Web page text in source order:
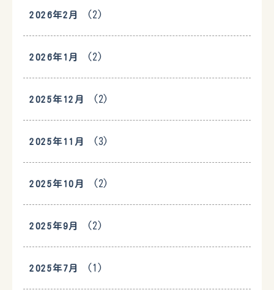
2026年2月 (2)
2026年1月 (2)
2025年12月 (2)
2025年11月 (3)
2025年10月 (2)
2025年9月 (2)
2025年7月 (1)